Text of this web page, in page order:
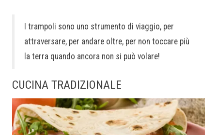
I trampoli sono uno strumento di viaggio, per
attraversare, per andare oltre, per non toccare più
la terra quando ancora non si può volare!
CUCINA TRADIZIONALE